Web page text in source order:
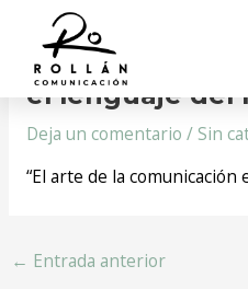
“El arte de la
el lenguaje del
Deja un comentario / Sin
“El arte de la comunicación
Navegación
entradas
← Entrada anterior